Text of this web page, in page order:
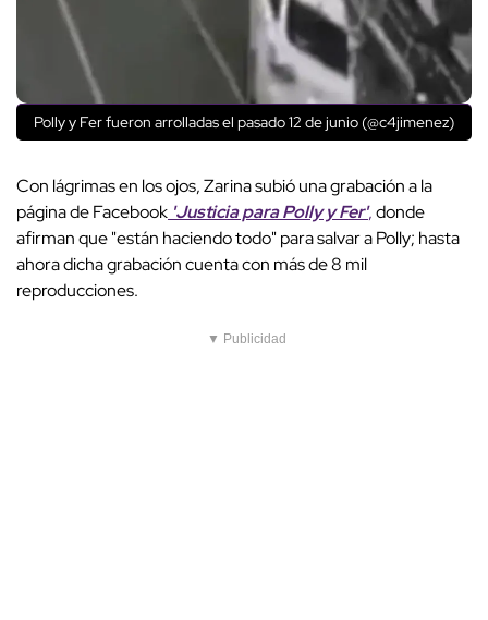
Polly y Fer fueron arrolladas el pasado 12 de junio (@c4jimenez)
Con lágrimas en los ojos, Zarina subió una grabación a la
página de Facebook 'Justicia para Polly y Fer',donde
afirman que "están haciendo todo" para salvar a Polly; hasta
ahora dicha grabación cuenta con más de 8 mil
reproducciones.
▼ Publicidad